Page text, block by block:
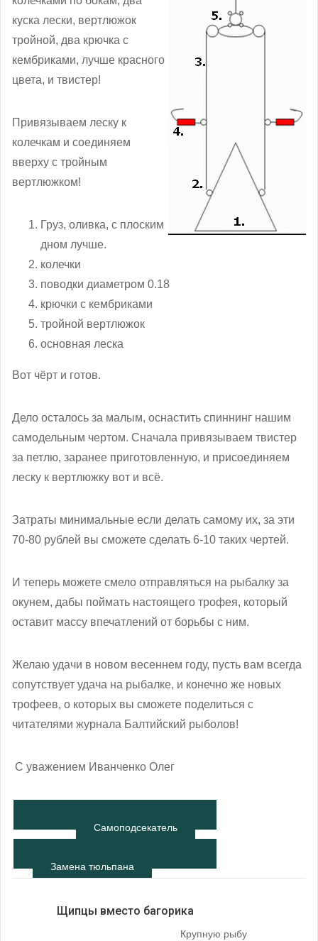
куска лески, вертлюжок
тройной, два крючка с
кембриками, лучше красного
цвета, и твистер!
Привязываем леску к
колечкам и соединяем
вверху с тройным
вертлюжком!
Груз, оливка, с плоским
дном лучше.
колечки
поводки диаметром 0.18
крючки с кембриками
тройной вертлюжок
основная леска
Вот чёрт и готов.
Дело осталось за малым, оснастить спиннинг нашим
самодельным чертом. Сначала привязываем твистер
за петлю, заранее приготовленную, и присоединяем
леску к вертлюжку вот и всё.
Затраты минимальные если делать самому их, за эти
70-80 рублей вы сможете сделать 6-10 таких чертей.
И теперь можете смело отправляться на рыбалку за
окунем, дабы поймать настоящего трофея, который
оставит массу впечатлений от борьбы с ним.
Желаю удачи в новом весеннем году, пусть вам всегда
сопутствует удача на рыбалке, и конечно же новых
трофеев, о которых вы сможете поделиться с
читателями журнала Балтийский рыболов!
С уважением Иванченко Олег
Самоподсекатель
Замена тюльпана
Щипцы вместо багорика
Крупную рыбу